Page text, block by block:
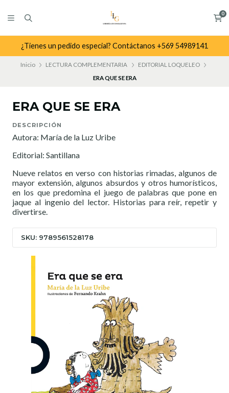
0
¿Tienes un pedido especial? Contáctanos +569 54989141
Inicio LECTURA COMPLEMENTARIA
EDITORIAL LOQUELEO
ERA QUE SE ERA
ERA QUE SE ERA
DESCRIPCIÓN
Autora: María de la Luz Uribe
Editorial: Santillana
Nueve relatos en verso con historias rimadas, algunos de
mayor extensión, algunos absurdos y otros humorísticos,
en los que predomina el juego de palabras que pone en
jaque al ingenio del lector. Historias para reír, repetir y
divertirse.
SKU: 9789561528178